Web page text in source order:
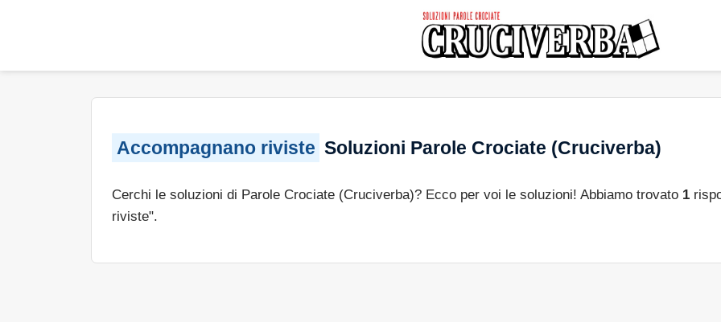
Accompagnano riviste Soluzioni Parole Crociate (Cruciverba)
Cerchi le soluzioni di Parole Crociate (Cruciverba)? Ecco per voi le soluzioni! Abbiamo trovato 1
riviste".